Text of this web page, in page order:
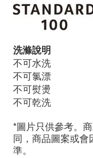
洗滌說明
不可水洗
不可氯漂
不可熨燙
不可乾洗
*圖片只供參考。
同，商品圖案或
準。